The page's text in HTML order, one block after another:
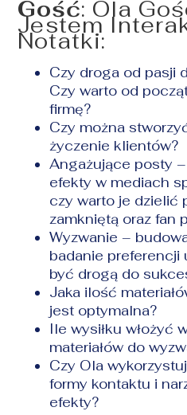
Gość: Ola
Jestem
Notatki:
Czy droga od pasji
Czy warto od
firmę?
Czy można
życzenie klientów?
Angażujące posty
efekty w mediach
czy warto je dzielić
zamkniętą oraz fan
Wyzwanie –
badanie preferencji
być drogą do
Jaka ilość
jest optymalna?
Ile wysiłku włożyć
materiałów do
Czy Ola
formy kontaktu i
efekty?